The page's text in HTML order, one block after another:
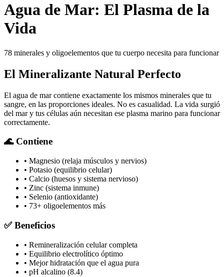
Agua de Mar: El Plasma de la
Vida
78 minerales y oligoelementos que tu cuerpo necesita para funcionar
El Mineralizante Natural Perfecto
El agua de mar contiene exactamente los mismos minerales que tu
sangre, en las proporciones ideales. No es casualidad. La vida surgió
del mar y tus células aún necesitan ese plasma marino para funcionar
correctamente.
🌊 Contiene
• Magnesio (relaja músculos y nervios)
• Potasio (equilibrio celular)
• Calcio (huesos y sistema nervioso)
• Zinc (sistema inmune)
• Selenio (antioxidante)
• 73+ oligoelementos más
✅ Beneficios
• Remineralización celular completa
• Equilibrio electrolítico óptimo
• Mejor hidratación que el agua pura
• pH alcalino (8.4)